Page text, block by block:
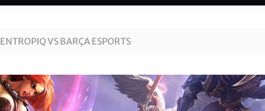
ENTROPIQ VS ⁠BARÇA ESPORTS